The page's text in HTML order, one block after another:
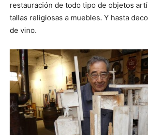
restauración de todo tipo de objetos
tallas religiosas a muebles. Y hasta
de vino.